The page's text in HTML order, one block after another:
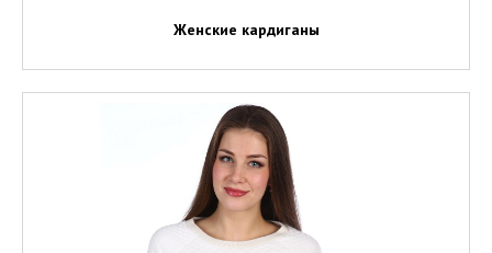
Женские кардиганы